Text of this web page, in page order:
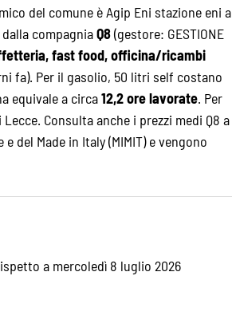
del comune è Agip Eni stazione eni a
compagniaQ8(gestore: GESTIONE
fast food, officina/ricambi
fa). Per il gasolio, 50 litri self costano
equivale a circa12,2 ore lavorate. Per
Lecce. Consulta anche i prezzi medi Q8 a
del Made in Italy (MIMIT) e vengono
a mercoledì 8 luglio 2026